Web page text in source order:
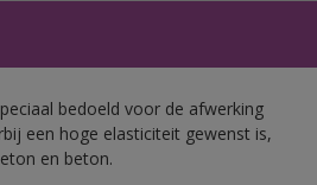
bedoeld voor de afwerking
een hoge elasticiteit gewenst is,
en beton.